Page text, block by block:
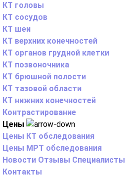
КТ головы
КТ сосудов
КТ шеи
КТ верхних конечностей
КТ органов грудной клетки
КТ позвоночника
КТ брюшной полости
КТ тазовой области
КТ нижних конечностей
Контрастирование
Цены
Цены КТ обследования
Цены МРТ обследования
Новости Отзывы Специалисты
Контакты